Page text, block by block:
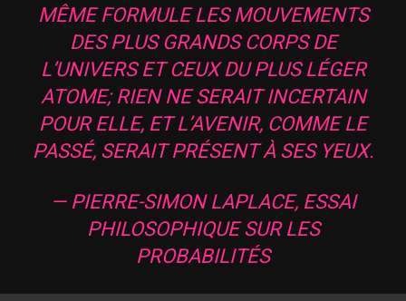
MÊME FORMULE LES MOUVEMENTS
DES PLUS GRANDS CORPS DE
L’UNIVERS ET CEUX DU PLUS LÉGER
ATOME; RIEN NE SERAIT INCERTAIN
POUR ELLE, ET L’AVENIR, COMME LE
PASSÉ, SERAIT PRÉSENT À SES YEUX.
— PIERRE-SIMON LAPLACE, ESSAI
PHILOSOPHIQUE SUR LES
PROBABILITÉS